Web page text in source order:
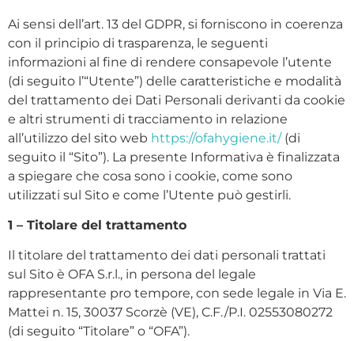
Ai sensi dell’art. 13 del GDPR, si forniscono in coerenza
con il principio di trasparenza, le seguenti
informazioni al fine di rendere consapevole l’utente
(di seguito l’“Utente”) delle caratteristiche e modalità
del trattamento dei Dati Personali derivanti da cookie
e altri strumenti di tracciamento in relazione
all’utilizzo del sito web https://ofahygiene.it/(di
seguito il “Sito”). La presente Informativa è finalizzata
a spiegare che cosa sono i cookie, come sono
utilizzati sul Sito e come l’Utente può gestirli.
1 – Titolare del trattamento
Il titolare del trattamento dei dati personali trattati
sul Sito è OFA S.r.l., in persona del legale
rappresentante pro tempore, con sede legale in Via E.
Mattei n. 15, 30037 Scorzè (VE), C.F./P.I. 02553080272
(di seguito “Titolare” o “OFA”).